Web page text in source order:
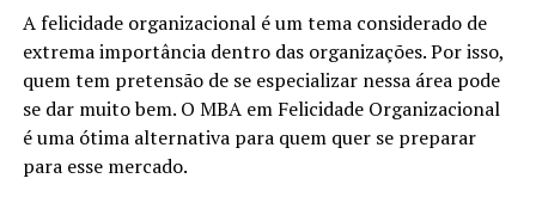
A felicidade organizacional é um tema considerado de
extrema importância dentro das organizações. Por isso,
quem tem pretensão de se especializar nessa área pode
se dar muito bem. O MBA em Felicidade Organizacional
é uma ótima alternativa para quem quer se preparar
para esse mercado.